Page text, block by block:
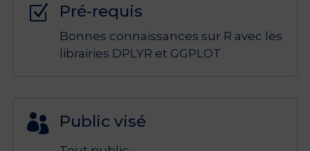
Z Pré-requis
Bonnes connaissances sur R avec les
librairies DPLYR et GGPLOT
 Public visé